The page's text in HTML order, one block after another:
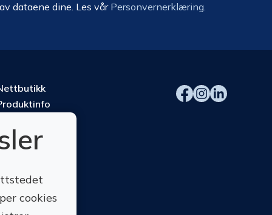
dataene dine. Les vårPersonvernerklæring.
oss
oss
cookies